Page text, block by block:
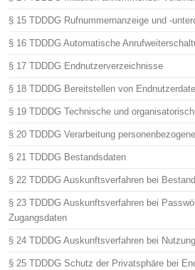
§ 15 TDDDG Rufnummernanzeige und -
§ 16 TDDDG Automatische
§ 17 TDDDG Endnutzerverzeichnisse
§ 18 TDDDG Bereitstellen von
§ 19 TDDDG Technische und
§ 20 TDDDG Verarbeitung
§ 21 TDDDG Bestandsdaten
§ 22 TDDDG Auskunftsverfahren bei
§ 23 TDDDG Auskunftsverfahren bei
Zugangsdaten
§ 24 TDDDG Auskunftsverfahren bei
§ 25 TDDDG Schutz der Privatsphäre bei